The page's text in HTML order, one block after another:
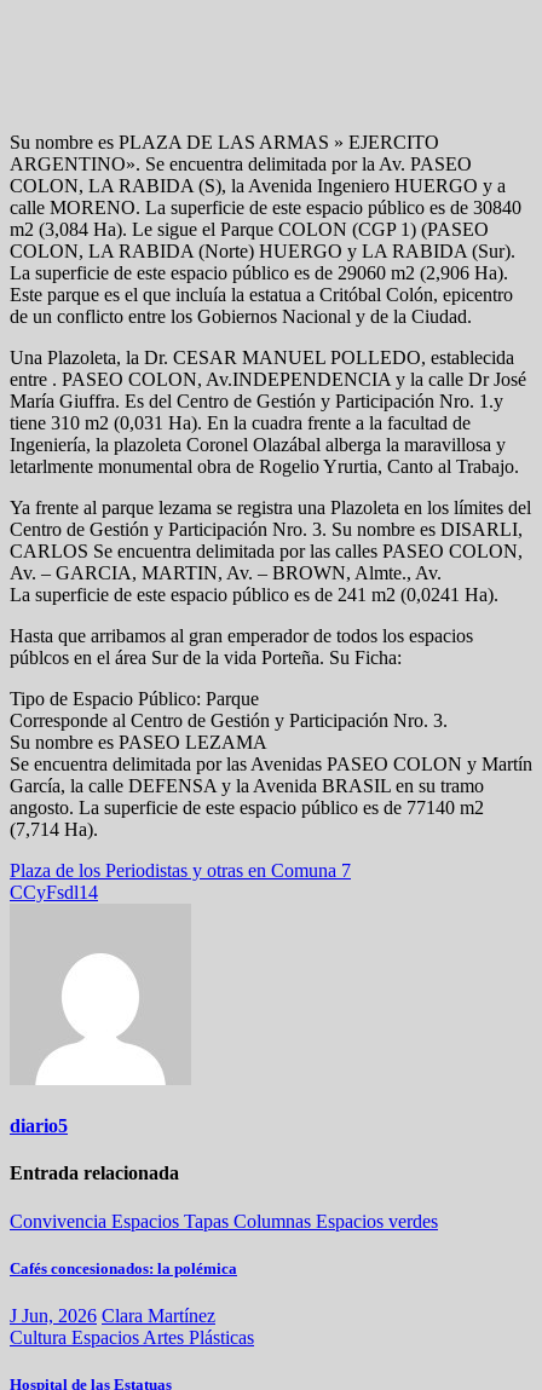
Su nombre es PLAZA DE LAS ARMAS » EJERCITO
ARGENTINO». Se encuentra delimitada por la Av. PASEO
COLON, LA RABIDA (S), la Avenida Ingeniero HUERGO y a
calle MORENO. La superficie de este espacio público es de 30840
m2 (3,084 Ha). Le sigue el Parque COLON (CGP 1) (PASEO
COLON, LA RABIDA (Norte) HUERGO y LA RABIDA (Sur).
La superficie de este espacio público es de 29060 m2 (2,906 Ha).
Este parque es el que incluía la estatua a Critóbal Colón, epicentro
de un conflicto entre los Gobiernos Nacional y de la Ciudad.
Una Plazoleta, la Dr. CESAR MANUEL POLLEDO, establecida
entre . PASEO COLON, Av.INDEPENDENCIA y la calle Dr José
María Giuffra. Es del Centro de Gestión y Participación Nro. 1.y
tiene 310 m2 (0,031 Ha). En la cuadra frente a la facultad de
Ingeniería, la plazoleta Coronel Olazábal alberga la maravillosa y
letarlmente monumental obra de Rogelio Yrurtia, Canto al Trabajo.
Ya frente al parque lezama se registra una Plazoleta en los límites del
Centro de Gestión y Participación Nro. 3. Su nombre es DISARLI,
CARLOS Se encuentra delimitada por las calles PASEO COLON,
Av. – GARCIA, MARTIN, Av. – BROWN, Almte., Av.
La superficie de este espacio público es de 241 m2 (0,0241 Ha).
Hasta que arribamos al gran emperador de todos los espacios
públcos en el área Sur de la vida Porteña. Su Ficha:
Tipo de Espacio Público: Parque
Corresponde al Centro de Gestión y Participación Nro. 3.
Su nombre es PASEO LEZAMA
Se encuentra delimitada por las Avenidas PASEO COLON y Martín
García, la calle DEFENSA y la Avenida BRASIL en su tramo
angosto. La superficie de este espacio público es de 77140 m2
(7,714 Ha).
Navegación
de
Plaza de los Periodistas y otras en Comuna 7
CCyFsdl14
diario5
Entrada relacionada
Convivencia Espacios Tapas Columnas Espacios verdes
Cafés concesionados: la polémica
J Jun, 2026 Clara Martínez
Cultura Espacios Artes Plásticas
Hospital de las Estatuas